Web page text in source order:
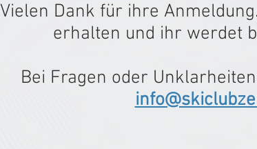
Vielen Dank für ihre
erhalten und ihr werdet
Bei Fragen oder